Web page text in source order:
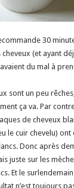
30
(et ayant
du mal à
sont un peu
ça va. Par
de cheveux
le cuir chevelu)
Donc après
juste sur les
Et le
n’est toujours